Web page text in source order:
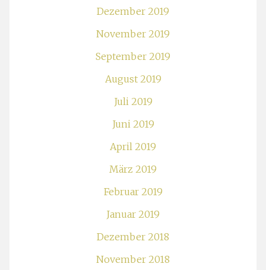
Dezember 2019
November 2019
September 2019
August 2019
Juli 2019
Juni 2019
April 2019
März 2019
Februar 2019
Januar 2019
Dezember 2018
November 2018